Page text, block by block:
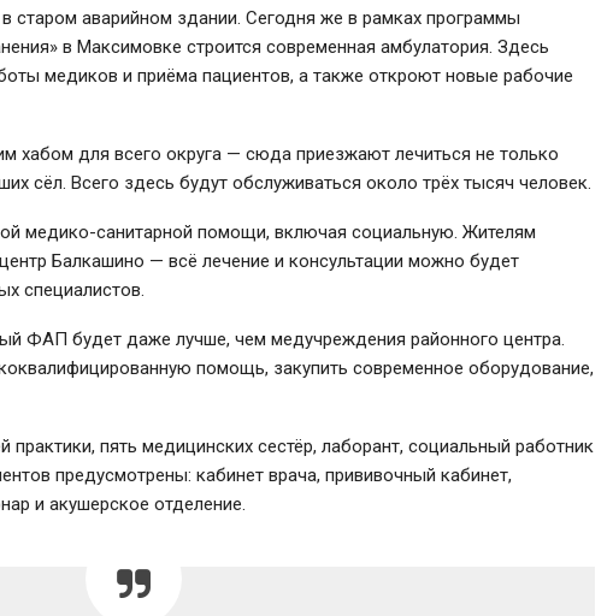
старом аварийном здании. Сегодня же в рамках программы
в Максимовке строится современная амбулатория. Здесь
медиков и приёма пациентов, а также откроют новые рабочие
хабом для всего округа — сюда приезжают лечиться не только
сёл. Всего здесь будут обслуживаться около трёх тысяч человек.
медико-санитарной помощи, включая социальную. Жителям
Балкашино — всё лечение и консультации можно будет
специалистов.
ФАП будет даже лучше, чем медучреждения районного центра.
помощь, закупить современное оборудование,
пять медицинских сестёр, лаборант, социальный работник
предусмотрены: кабинет врача, прививочный кабинет,
и акушерское отделение.